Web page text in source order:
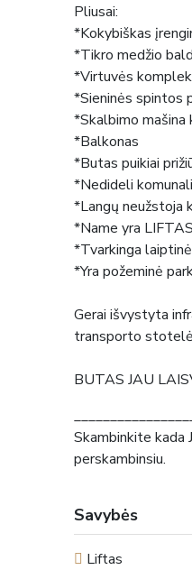
Pliusai:
*Kokybiškas
*Tikro medžio
*Virtuvės
*Sieninės spintos
*Skalbimo mašina
*Balkonas
*Butas puikiai
*Nedideli
*Langų neužstoja
*Name yra LIFTAS
*Tvarkinga laiptinė
*Yra požeminė
Gerai išvystyta
transporto
BUTAS JAU
Skambinkite kada
perskambinsiu.
Savybės
Liftas